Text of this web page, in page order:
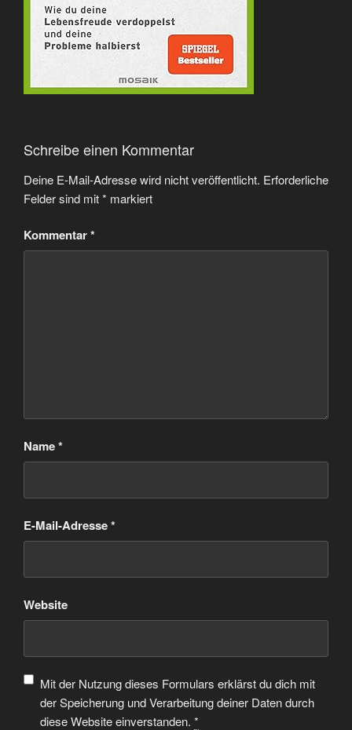
Schreibe einen Kommentar
Deine E-Mail-Adresse wird nicht veröffentlicht. Erforderliche
Felder sind mit* markiert
Kommentar*
Name*
E-Mail-Adresse*
Website
Mit der Nutzung dieses Formulars erklärst du dich mit
der Speicherung und Verarbeitung deiner Daten durch
diese Website einverstanden. *